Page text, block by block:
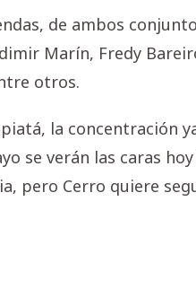
de ambos
Marín, Fredy
otros.
la concentración
se verán las caras
pero Cerro quiere